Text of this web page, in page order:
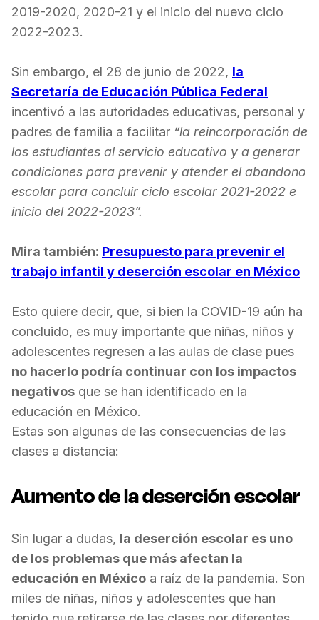
2019-2020, 2020-21 y el inicio del nuevo ciclo
2022-2023.
Sin embargo, el 28 de junio de 2022, la
Secretaría de Educación Pública Federal
incentivó a las autoridades educativas, personal y
padres de familia a facilitar “la reincorporación de
los estudiantes al servicio educativo y a generar
condiciones para prevenir y atender el abandono
escolar para concluir ciclo escolar 2021-2022 e
inicio del 2022-2023”.
Mira también: Presupuesto para prevenir el
trabajo infantil y deserción escolar en México
Esto quiere decir, que, si bien la COVID-19 aún ha
concluido, es muy importante que niñas, niños y
adolescentes regresen a las aulas de clase pues
no hacerlo podría continuar con los impactos
negativos que se han identificado en la
educación en México.
Estas son algunas de las consecuencias de las
clases a distancia:
Aumento de la deserción escolar
Sin lugar a dudas, la deserción escolar es uno
de los problemas que más afectan la
educación en México a raíz de la pandemia. Son
miles de niñas, niños y adolescentes que han